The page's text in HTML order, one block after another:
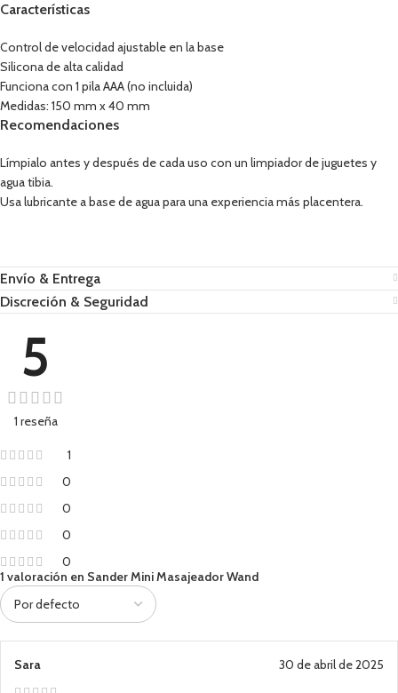
Características
Control de velocidad ajustable en la base
Silicona de alta calidad
Funciona con 1 pila AAA (no incluida)
Medidas: 150 mm x 40 mm
Recomendaciones
Límpialo antes y después de cada uso con un limpiador de juguetes y
agua tibia.
Usa lubricante a base de agua para una experiencia más placentera.
Envío & Entrega
Discreción & Seguridad
5
1 reseña
1
0
0
0
0
1 valoración en Sander Mini Masajeador Wand
Sara 30 de abril de 2025